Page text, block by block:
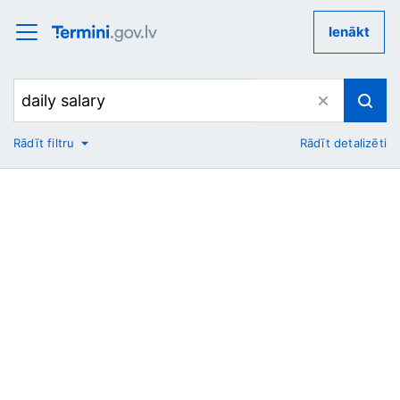
Ienākt
No
Rādīt filtru Rādīt detalizēti